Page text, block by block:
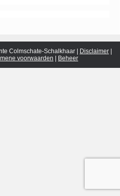
Colmschate-Schalkhaar | Disclaimer |
voorwaarden | Beheer